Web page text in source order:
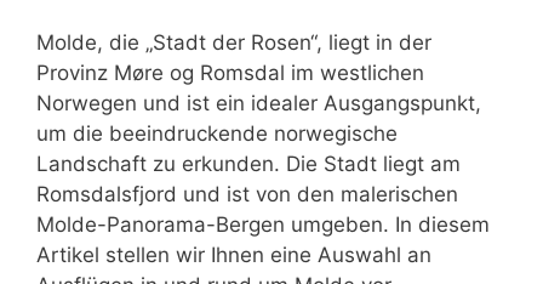
Molde, die „Stadt der Rosen“, liegt in der
Provinz Møre og Romsdal im westlichen
Norwegen und ist ein idealer Ausgangspunkt,
um die beeindruckende norwegische
Landschaft zu erkunden. Die Stadt liegt am
Romsdalsfjord und ist von den malerischen
Molde-Panorama-Bergen umgeben. In diesem
Artikel stellen wir Ihnen eine Auswahl an